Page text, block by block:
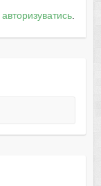
авторизуватись.